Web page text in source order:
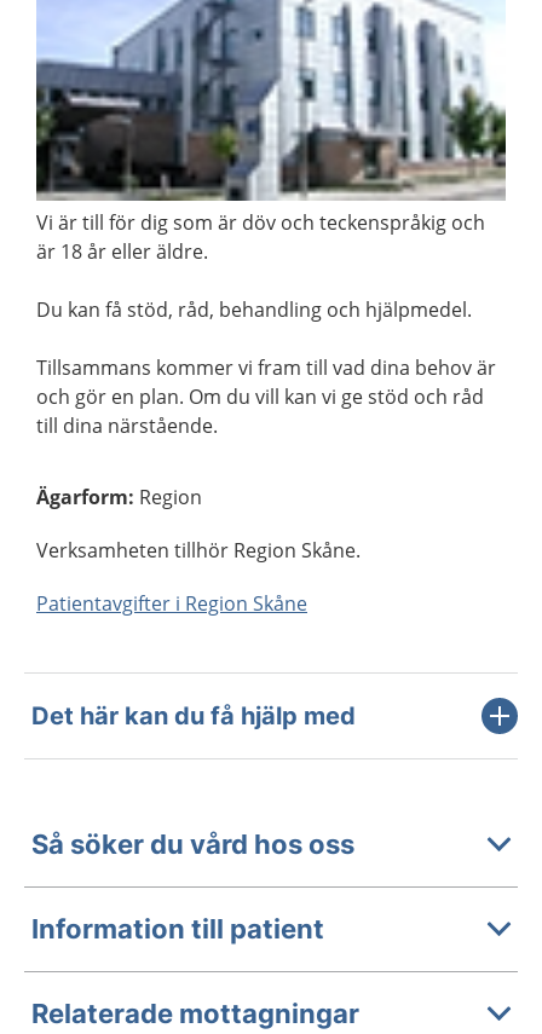
Vi är till för dig som är döv och teckenspråkig och
är 18 år eller äldre.
Du kan få stöd, råd, behandling och hjälpmedel.
Tillsammans kommer vi fram till vad dina behov är
och gör en plan. Om du vill kan vi ge stöd och råd
till dina närstående.
Ägarform: Region
Verksamheten tillhör Region Skåne.
Patientavgifter i Region Skåne
Det här kan du få hjälp med
Så söker du vård hos oss
Information till patient
Relaterade mottagningar